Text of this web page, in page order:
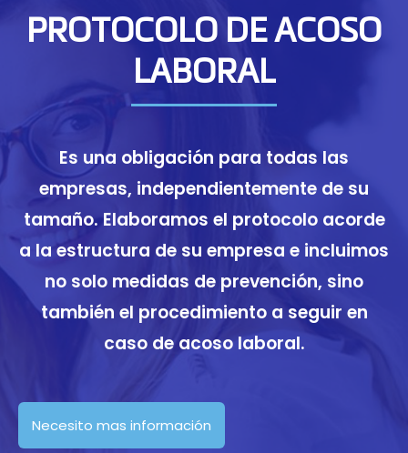
PROTOCOLO DE ACOSO
LABORAL
Es una obligación para todas las
empresas, independientemente de su
tamaño. Elaboramos el protocolo acorde
a la estructura de su empresa e incluimos
no solo medidas de prevención, sino
también el procedimiento a seguir en
caso de acoso laboral.
Necesito mas información